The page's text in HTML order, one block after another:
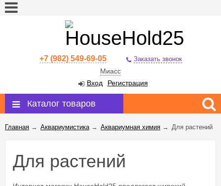
+7 (982) 549-69-05 Заказать звонок
Миасс
Вход
Регистрация
Каталог товаров
Главная → Аквариумистика→ Аквариумная химия → Для растений
Для растений